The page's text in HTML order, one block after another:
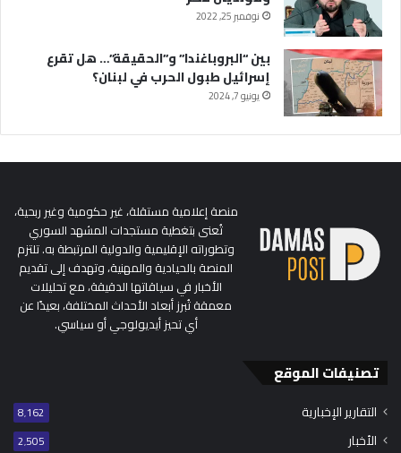
نوفمبر 25, 2022
بين “البروباغندا” و”الحقيقة”… هل تقرع
إسرائيل طبول الحرب في لبنان؟
يونيو 7, 2024
منصة إعلامية مستقلة، غير حكومية وغير ربحية،
تُعنى بتغطية مستجدات المشهد السوري
وتطوراته الإقليمية والدولية المرتبطة به. تلتزم
المنصة بالحيادية والمهنية، وتهدف إلى تقديم
الأخبار في سياقاتها الدقيقة، مع تحليلات
معمقة تُبرز أبعاد الأحداث المختلفة، بعيدًا عن
أي تحيز أيديولوجي أو سياسي.
تصنيفات الموقع
التقارير الإخبارية 8٬162
الأخبار 2٬505